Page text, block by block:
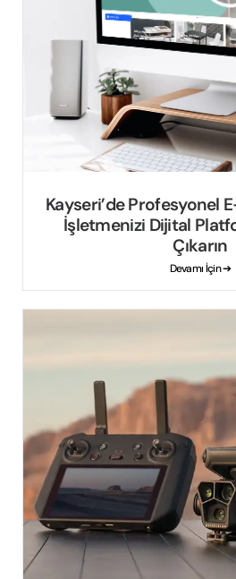
Kayseri’de Profesyonel
İşletmenizi Dijital
Çıkarın
Devamı İçin ➔